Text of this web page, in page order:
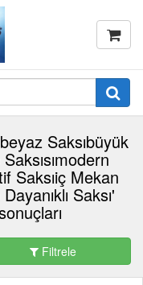
Saksıbüyük
Saksıiç Mekan
Saksı'
Filtrele